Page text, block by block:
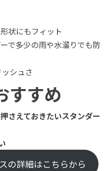
状にもフィット
で多少の雨や水溜りでも防
シュさ
すすめ
さえておきたいスタンダー
の詳細はこちらから